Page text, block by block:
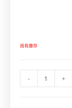
尚有庫存
- +